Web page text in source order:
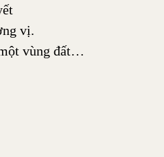
vị.
vùng đất…